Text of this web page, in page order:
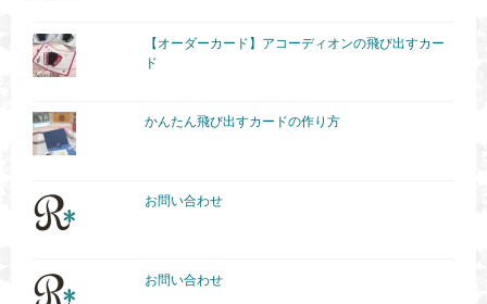
【オーダーカード】アコーディオンの飛び出すカー
ド
かんたん飛び出すカードの作り方
お問い合わせ
お問い合わせ